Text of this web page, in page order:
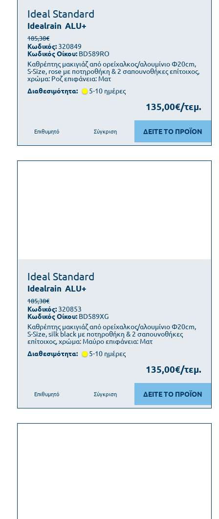
Ideal Standard
Idealrain ALU+
Καθρέπτης μακιγιάζ από ορείχαλκος/αλουμίνιο Φ20cm,
S-Size, rose με ποτηροθήκη & 2 σαπουνοθήκες επίτοιχος,
χρώμα: Ροζ επιφάνεια: Ματ
185,38€
Κωδικός: 320849
Κωδικός Οίκου: BD589RO
Διαθεσιμότητα: 5-10 ημέρες
135,00€/τεμ.
ΔΕΙΤΕ ΤΟ ΠΡΟΪΟΝ
Επιθυμητό Σύγκριση
Ideal Standard
Idealrain ALU+
Καθρέπτης μακιγιάζ από ορείχαλκος/αλουμίνιο Φ20cm,
S-Size, silk black με ποτηροθήκη & 2 σαπουνοθήκες
επίτοιχος, χρώμα: Μαύρο επιφάνεια: Ματ
185,38€
Κωδικός: 320853
Κωδικός Οίκου: BD589XG
Διαθεσιμότητα: 5-10 ημέρες
135,00€/τεμ.
ΔΕΙΤΕ ΤΟ ΠΡΟΪΟΝ
Επιθυμητό Σύγκριση